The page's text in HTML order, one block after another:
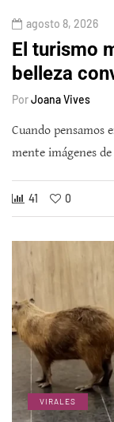
agosto 8, 2026
El turismo
belleza
PorJoana Vives
Cuando pensamos
mente imágenes
41 0
VIRALES